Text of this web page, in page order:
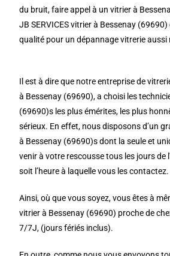
du bruit, faire appel à un vitrier à
JB SERVICES vitrier à Bessenay
qualité pour un dépannage vitrerie aussi
Il est à dire que notre entreprise de
à Bessenay (69690), a choisi les
(69690)s les plus émérites, les plus
sérieux. En effet, nous disposons d’un
à Bessenay (69690)s dont la seule et
venir à votre rescousse tous les jours de
soit l’heure à laquelle vous les contactez.
Ainsi, où que vous soyez, vous êtes à
vitrier à Bessenay (69690) proche de
7/7J, (jours fériés inclus).